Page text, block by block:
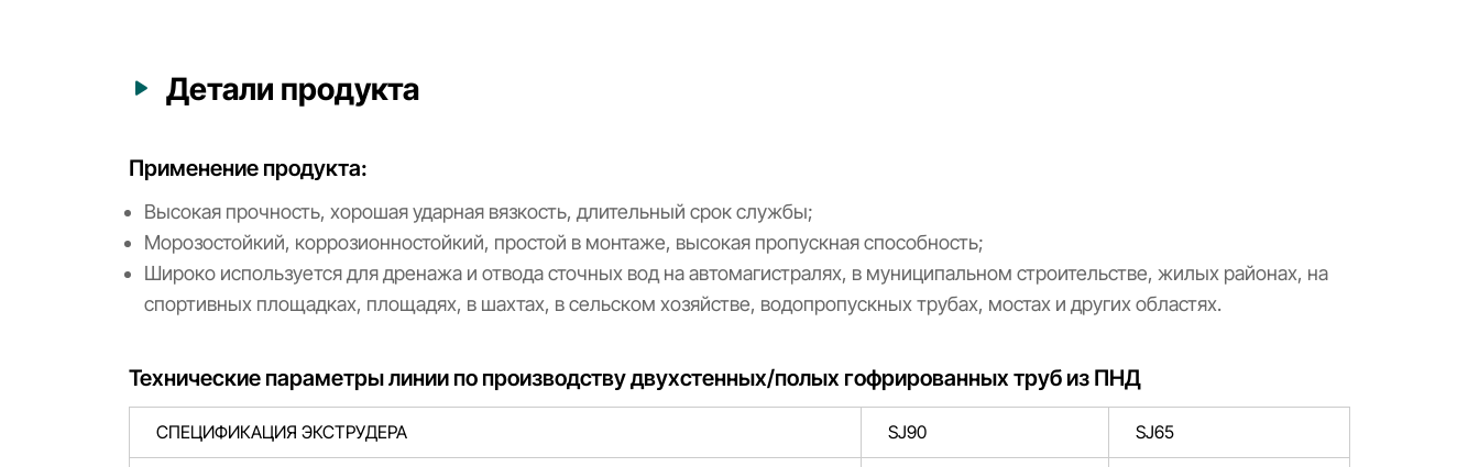
Детали продукта
Применение продукта:
Высокая прочность, хорошая ударная вязкость, длительный срок службы;
Морозостойкий, коррозионностойкий, простой в монтаже, высокая пропускная способность;
Широко используется для дренажа и отвода сточных вод на автомагистралях, в муниципальном строительстве, жилых районах, на
спортивных площадках, площадях, в шахтах, в сельском хозяйстве, водопропускных трубах, мостах и других областях.
Технические параметры линии по производству двухстенных/полых гофрированных труб из ПНД
СПЕЦИФИКАЦИЯ ЭКСТРУДЕРА SJ90 SJ65